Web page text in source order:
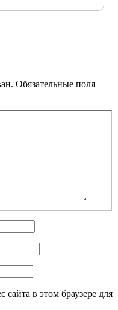
Обязательные поля
в этом браузере для